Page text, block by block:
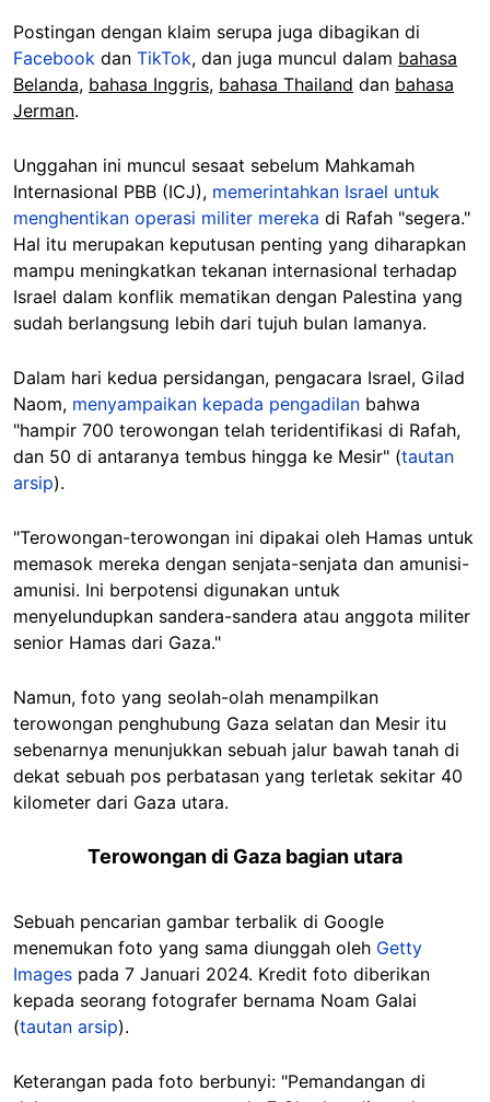
Postingan dengan klaim serupa juga dibagikan di
Facebook dan TikTok, dan juga muncul dalam bahasa
Belanda, bahasa Inggris, bahasa Thailand dan bahasa
Jerman.
Unggahan ini muncul sesaat sebelum Mahkamah
Internasional PBB (ICJ), memerintahkan Israel untuk
menghentikan operasi militer mereka di Rafah "segera."
Hal itu merupakan keputusan penting yang diharapkan
mampu meningkatkan tekanan internasional terhadap
Israel dalam konflik mematikan dengan Palestina yang
sudah berlangsung lebih dari tujuh bulan lamanya.
Dalam hari kedua persidangan, pengacara Israel, Gilad
Naom, menyampaikan kepada pengadilan bahwa
"hampir 700 terowongan telah teridentifikasi di Rafah,
dan 50 di antaranya tembus hingga ke Mesir" (tautan
arsip).
"Terowongan-terowongan ini dipakai oleh Hamas untuk
memasok mereka dengan senjata-senjata dan amunisi-
amunisi. Ini berpotensi digunakan untuk
menyelundupkan sandera-sandera atau anggota militer
senior Hamas dari Gaza."
Namun, foto yang seolah-olah menampilkan
terowongan penghubung Gaza selatan dan Mesir itu
sebenarnya menunjukkan sebuah jalur bawah tanah di
dekat sebuah pos perbatasan yang terletak sekitar 40
kilometer dari Gaza utara.
Terowongan di Gaza bagian utara
Sebuah pencarian gambar terbalik di Google
menemukan foto yang sama diunggah oleh Getty
Images pada 7 Januari 2024. Kredit foto diberikan
kepada seorang fotografer bernama Noam Galai
(tautan arsip).
Keterangan pada foto berbunyi: "Pemandangan di